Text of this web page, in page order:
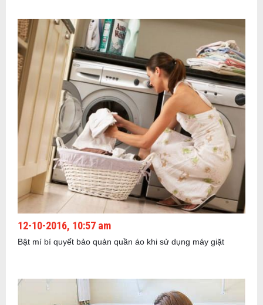
12-10-2016, 10:57 am
Bật mí bí quyết bảo quản quần áo khi sử dụng máy giặt